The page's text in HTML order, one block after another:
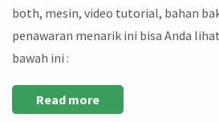
both, mesin, video tutorial, bahan
penawaran menarik ini bisa Anda
bawah ini :
Read more